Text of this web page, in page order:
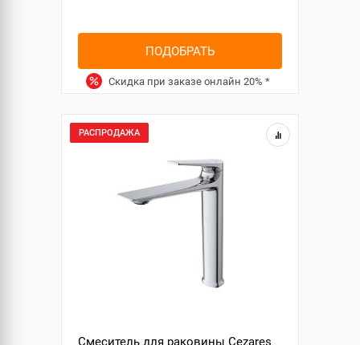
ПОДОБРАТЬ
Скидка при заказе онлайн 20% *
РАСПРОДАЖА
Смеситель для раковины Cezares